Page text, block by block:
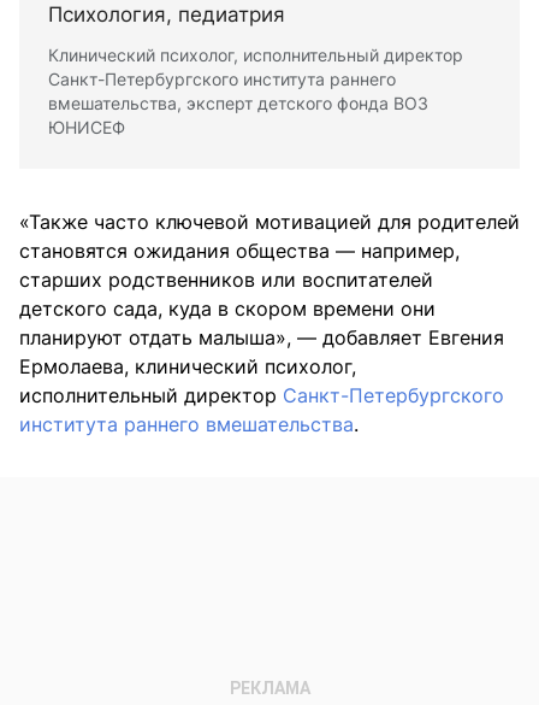
Психология, педиатрия
Клинический психолог, исполнительный директор
Санкт-Петербургского института раннего
вмешательства, эксперт детского фонда ВОЗ
ЮНИСЕФ
«Также часто ключевой мотивацией для родителей
становятся ожидания общества — например,
старших родственников или воспитателей
детского сада, куда в скором времени они
планируют отдать малыша», — добавляет Евгения
Ермолаева, клинический психолог,
исполнительный директор Санкт-Петербургского
института раннего вмешательства.